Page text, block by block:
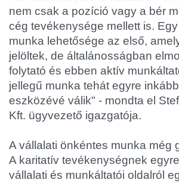
nem csak a pozíció vagy a bér
cég tevékenysége mellett is.
munka lehetősége az első,
jelöltek, de általánosságban
folytató és ebben aktív
jellegű munka tehát egyre
eszközévé válik" - mondta el
Kft. ügyvezető igazgatója.
A vállalati önkéntes munka még
A karitatív tevékenységnek
vállalati és munkáltatói oldalról